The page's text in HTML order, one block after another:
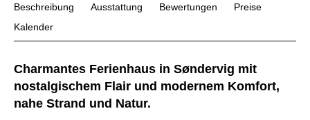
Beschreibung Ausstattung Bewertungen
Preise
Kalender
Charmantes Ferienhaus in Søndervig mit
nostalgischem Flair und modernem Komfort,
nahe Strand und Natur.